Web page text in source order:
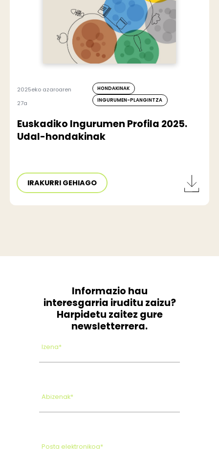
2025eko azaroaren
27a
HONDAKINAK
INGURUMEN-PLANGINTZA
Euskadiko Ingurumen Profila 2025.
Udal-hondakinak
IRAKURRI GEHIAGO
Informazio hau
interesgarria iruditu zaizu?
Harpidetu zaitez gure
newsletterrera.
Izena*
Abizenak*
Posta elektronikoa*